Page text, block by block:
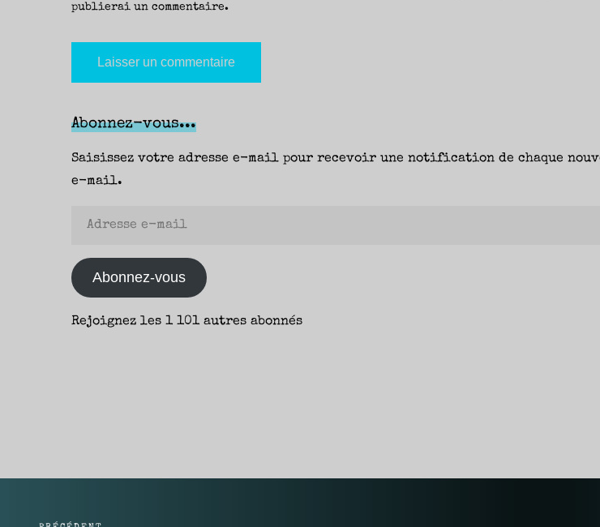
publierai un commentaire.
Abonnez-vous...
Saisissez votre adresse e-mail pour recevoir une notification de chaque
e-mail.
Adresse
mail
Abonnez-vous
Rejoignez les 1 101 autres abonnés